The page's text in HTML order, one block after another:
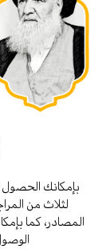
بإمكانك الحصول
لثلاث من
المصادر، كما